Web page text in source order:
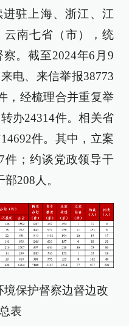
驻上海、浙江、江
云南七省（市），统
。截至2024年6月9
电、来信举报38773
，经梳理合并重复举
办24314件。相关省
件。其中，立案
件；约谈党政领导干
208人。
保护督察边督边改
表